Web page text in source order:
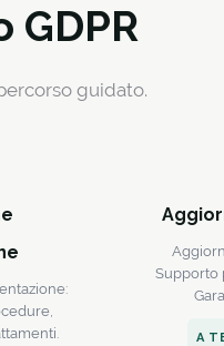
guidato.
Supporto
A